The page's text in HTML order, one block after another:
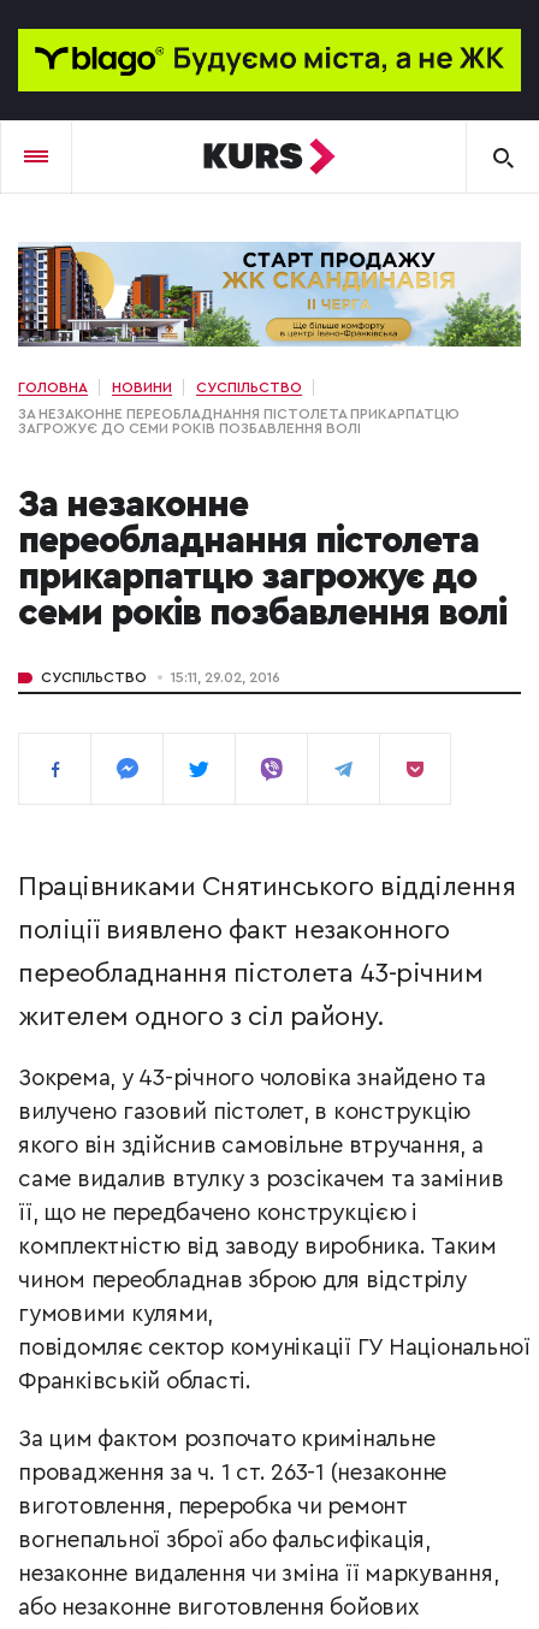
ГОЛОВНА НОВИНИ
СУСПІЛЬСТВО
ЗА НЕЗАКОННЕ ПЕРЕОБЛАДНАННЯ ПІСТОЛЕТА ПРИКАРПАТЦЮ
ЗАГРОЖУЄ ДО СЕМИ РОКІВ ПОЗБАВЛЕННЯ ВОЛІ
За незаконне
переобладнання пістолета
прикарпатцю загрожує до
семи років позбавлення волі
СУСПІЛЬСТВО 15:11, 29.02, 2016
Працівниками Снятинського відділення
поліції виявлено факт незаконного
переобладнання пістолета 43-річним
жителем одного з сіл району.
Зокрема, у 43-річного чоловіка знайдено та
вилучено газовий пістолет, в конструкцію
якого він здійснив самовільне втручання, а
саме видалив втулку з розсікачем та замінив
її, що не передбачено конструкцією і
комплектністю від заводу виробника. Таким
чином переобладнав зброю для відстрілу
гумовими кулями,
повідомляє сектор комунікації ГУ Національної
Франківській області.
За цим фактом розпочато кримінальне
провадження за ч. 1 ст. 263-1 (незаконне
виготовлення, переробка чи ремонт
вогнепальної зброї або фальсифікація,
незаконне видалення чи зміна її маркування,
або незаконне виготовлення бойових